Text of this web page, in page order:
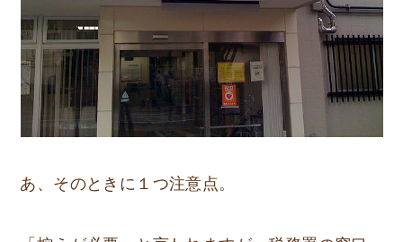
あ、そのときに１つ注意点。